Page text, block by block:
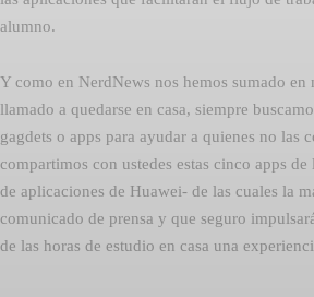
alumno.
Y como en NerdNews nos hemos sumado en
llamado a quedarse en casa, siempre
gagdets o apps para ayudar a quienes no las
compartimos con ustedes estas cinco apps
de aplicaciones de Huawei- de las cuales la
comunicado de prensa y que seguro
de las horas de estudio en casa una